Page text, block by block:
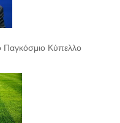
Παγκόσμιο Κύπελλο